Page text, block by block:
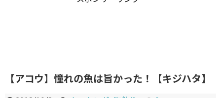
【アコウ】憧れの魚は旨かった！【キジハタ】